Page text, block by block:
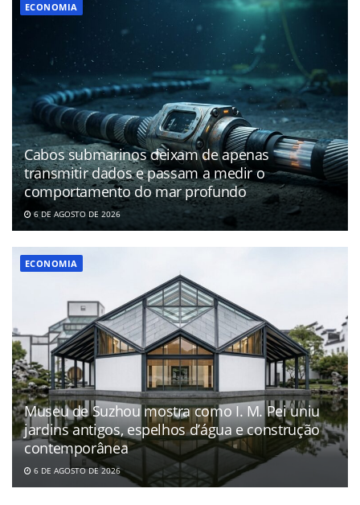
ECONOMIA
Cabos submarinos deixam de apenas
transmitir dados e passam a medir o
comportamento do mar profundo
6 DE AGOSTO DE 2026
ECONOMIA
Museu de Suzhou mostra como I. M. Pei uniu
jardins antigos, espelhos d’água e construção
contemporânea
6 DE AGOSTO DE 2026